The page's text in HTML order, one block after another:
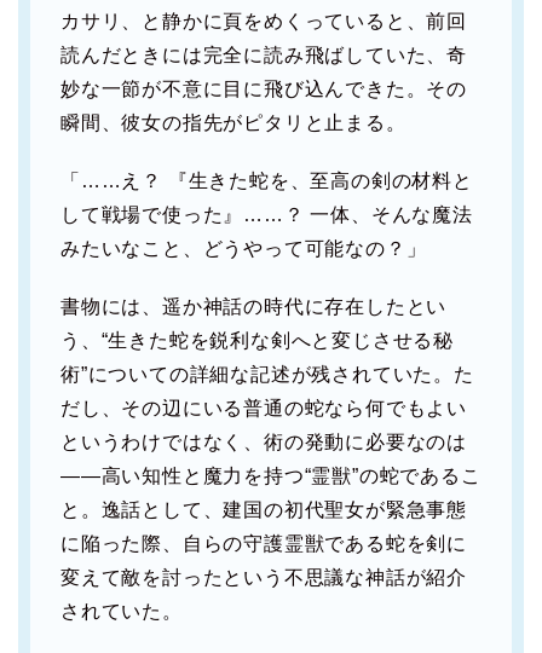
カサリ、と静かに頁をめくっていると、前回
読んだときには完全に読み飛ばしていた、奇
妙な一節が不意に目に飛び込んできた。その
瞬間、彼女の指先がピタリと止まる。
「……え？ 『生きた蛇を、至高の剣の材料と
して戦場で使った』……？ 一体、そんな魔法
みたいなこと、どうやって可能なの？」
書物には、遥か神話の時代に存在したとい
う、“生きた蛇を鋭利な剣へと変じさせる秘
術”についての詳細な記述が残されていた。た
だし、その辺にいる普通の蛇なら何でもよい
というわけではなく、術の発動に必要なのは
――高い知性と魔力を持つ“霊獣”の蛇であるこ
と。逸話として、建国の初代聖女が緊急事態
に陥った際、自らの守護霊獣である蛇を剣に
変えて敵を討ったという不思議な神話が紹介
されていた。